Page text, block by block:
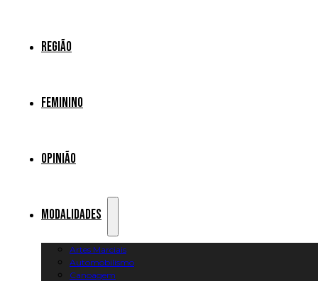
Região
Feminino
Opinião
Modalidades
Artes Marciais
Automobilismo
Canoagem